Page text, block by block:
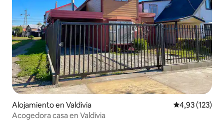
Alojamiento en Valdivia Calificación
4,93 (123)
Acogedora casa en Valdivia